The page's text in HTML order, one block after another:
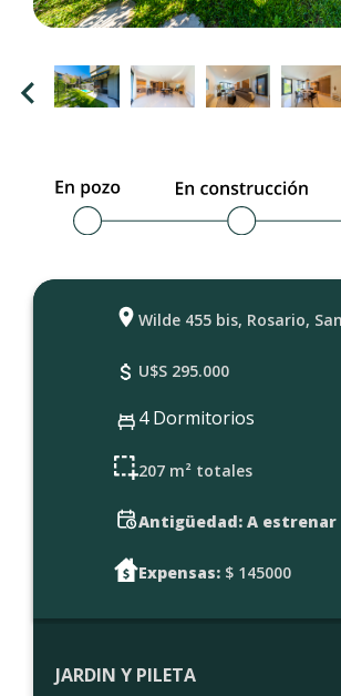
Wilde 455 bis, Rosario,
U$S 295.000
4 Dormitorios
207 m² totales
Antigüedad: A estrenar
Expensas: $ 145000
JARDIN Y PILETA